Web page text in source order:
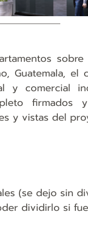
Guatemala, el
y comercial
firmados
y vistas del
(se dejo sin
dividirlo si